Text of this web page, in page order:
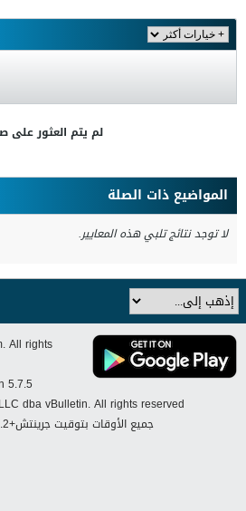
لم يتم العثور على
المواضيع ذات الصلة
لا توجد نتائج تلبي هذه المعايير.
All rights
5.7.5
dba vBulletin. All rights reserved.
جميع الأوقات بتوقيت جرينتش+2. هذه الصفحة أنشئت 10:24 PM.